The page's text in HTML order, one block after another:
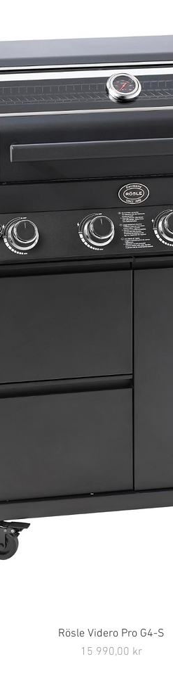
Snabbvisning
Rösle Videro Pro G4-S
Pris
15 990,00 kr